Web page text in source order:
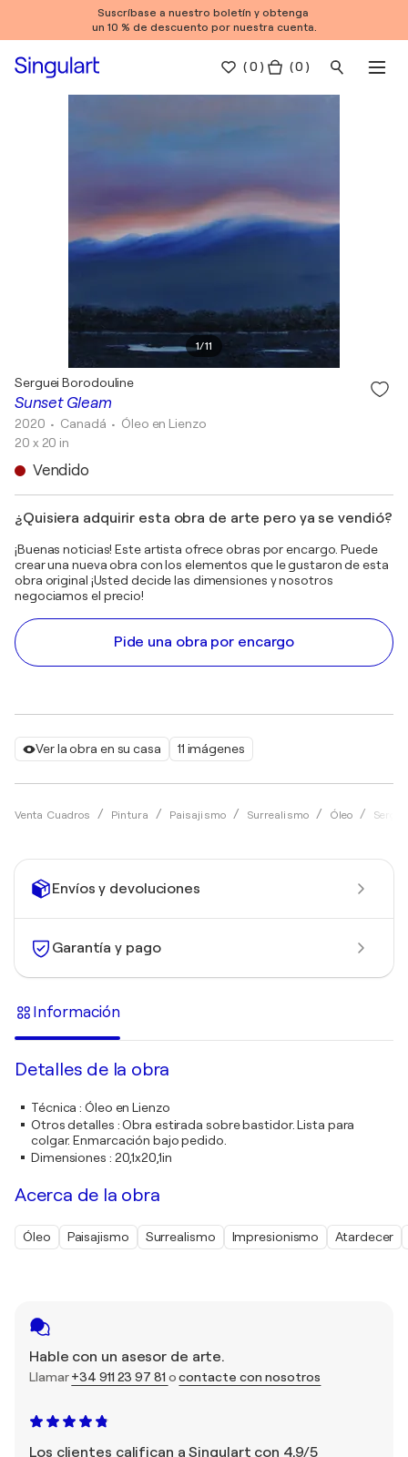
Suscríbase a nuestro boletín y obtenga
un 10 % de descuento por nuestra cuenta.
(0 ) ( 0 )
1/11
Ver la obra en su casa 11 imágenes
Venta Cuadros Pintura Paisajismo Surrealismo Óleo
Sunset Gleam
Serguei Borodouline
2020 • Canadá • Óleo en Lienzo
20 x 20 in
Vendido
¿Quisiera adquirir esta obra de arte pero ya se vendió?
¡Buenas noticias! Este artista ofrece obras por encargo. Puede
crear una nueva obra con los elementos que le gustaron de esta
obra original ¡Usted decide las dimensiones y nosotros
negociamos el precio!
Pide una obra por encargo
Envíos y devoluciones
Garantía y pago
Hable con un asesor de arte.
Llamar+34 911 23 97 81 ocontacte con nosotros
Los clientes califican a Singulart con 4,9/5
Información
Detalles de la obra
Técnica :Óleo en Lienzo
Otros detalles :Obra estirada sobre bastidor. Lista para
colgar. Enmarcación bajo pedido.
Dimensiones : 20,1x20,1in
Acerca de la obra
Óleo Paisajismo Surrealismo Impresionismo Atardecer